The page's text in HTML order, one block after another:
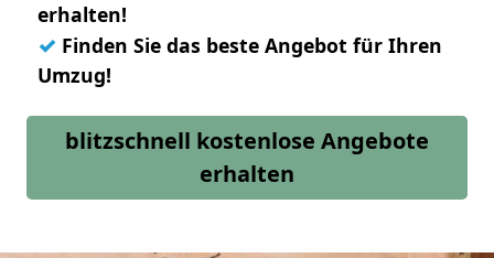
erhalten!
✓ Finden Sie das beste Angebot für Ihren
Umzug!
blitzschnell kostenlose Angebote
erhalten